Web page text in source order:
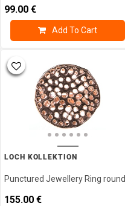
99.00 €
Add To Cart
LOCH KOLLEKTION
Punctured Jewellery Ring round
155.00 €